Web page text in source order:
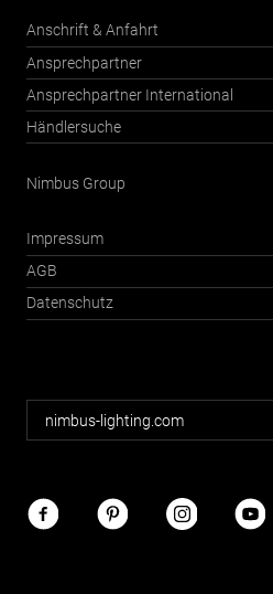
Anschrift & Anfahrt
Ansprechpartner
Ansprechpartner International
Händlersuche
Nimbus Group
Impressum
AGB
Datenschutz
Nimbus
Webseiten
nimbus-lighting.com
Nimbus
im